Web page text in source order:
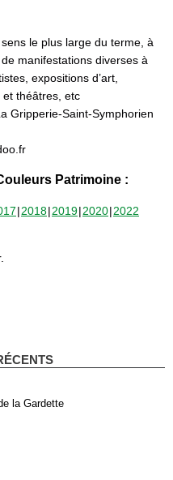
le plus large du terme, à
manifestations diverses à
expositions d’art,
et théâtres, etc
Gripperie-Saint-Symphorien
Patrimoine :
2018 2019 2020 2022
la Gardette